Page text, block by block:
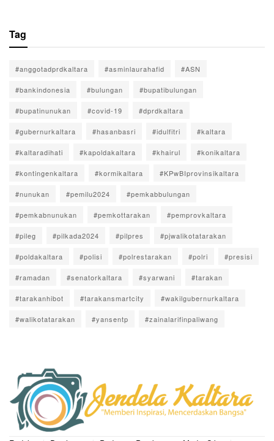
Tag
#anggotadprdkaltara #asminlaurahafid #ASN
#bankindonesia #bulungan #bupatibulungan
#bupatinunukan #covid-19 #dprdkaltara
#gubernurkaltara #hasanbasri #idulfitri #kaltara
#kaltaradihati #kapoldakaltara #khairul #konikaltara
#kontingenkaltara #kormikaltara #KPwBIprovinsikaltara
#nunukan #pemilu2024 #pemkabbulungan
#pemkabnunukan #pemkottarakan #pemprovkaltara
#pileg #pilkada2024 #pilpres #pjwalikotatarakan
#poldakaltara #polisi #polrestarakan #polri #presisi
#ramadan #senatorkaltara #syarwani #tarakan
#tarakanhibot #tarakansmartcity #wakilgubernurkaltara
#walikotatarakan #yansentp #zainalarifinpaliwang